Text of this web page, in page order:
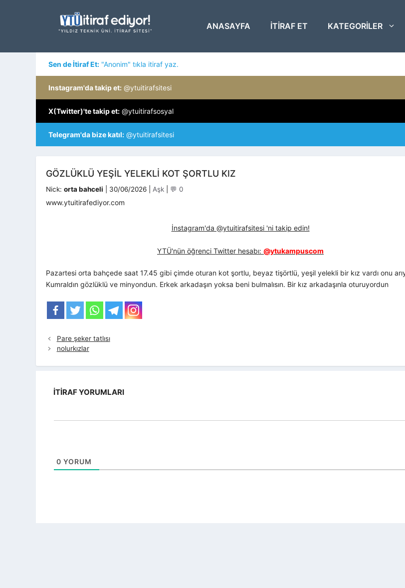
ANASAYFA ITIRAF ET KATEGORILER
Sen de İtiraf Et: "Anonim" tıkla itiraf yaz.
Instagram'da takip et: @ytuitirafsitesi
X(Twitter)'te takip et: @ytuitirafsosyal
Telegram'da bize katıl: @ytuitirafsitesi
GÖZLÜKLÜ YEŞIL YELEKLI KOT ŞORTLU KIZ
Nick: orta bahceli 30/06/2026 Kategoriler
Aşk 💬 0
www.ytuitirafediyor.com
İnstagram'da @ytuitirafsitesi 'ni takip edin!
YTÜ'nün öğrenci Twitter hesabı: @ytukampuscom
Pazartesi orta bahçede saat 17.45 gibi çimde oturan kot şortlu, beyaz tişörtlü, yeşil yelekli bir kız vardı onu
Kumraldın gözlüklü ve minyondun. Erkek arkadaşın yoksa beni bulmalısın. Bir kız arkadaşınla oturuyordun
Pare şeker tatlısı
nolurkızlar
İTIRAF YORUMLARI
0 YORUM